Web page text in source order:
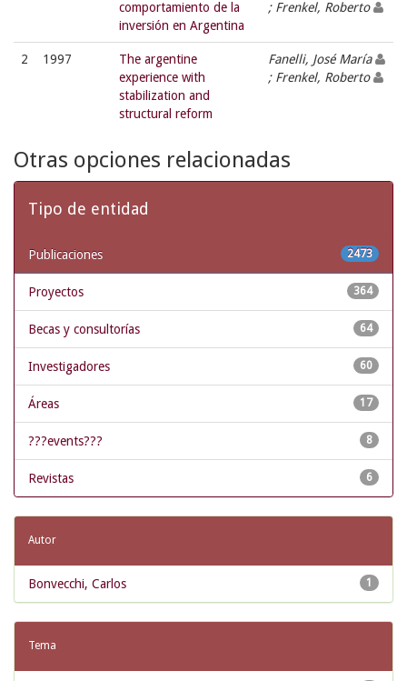
comportamiento de la
inversión en Argentina
; Frenkel, Roberto
2 1997
The argentine
experience with
stabilization and
structural reform
Fanelli, José María
; Frenkel, Roberto
Otras opciones relacionadas
Tipo de entidad
2473
Publicaciones
364
Proyectos
64
Becas y consultorías
60
Investigadores
17
Áreas
8
???events???
6
Revistas
Autor
1
Bonvecchi, Carlos
Tema